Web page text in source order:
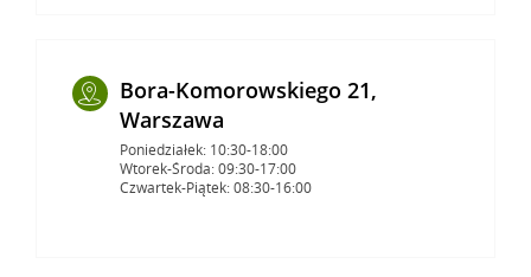
Bora-Komorowskiego 21,
Warszawa
Poniedziałek: 10:30-18:00
Wtorek-Środa: 09:30-17:00
Czwartek-Piątek: 08:30-16:00